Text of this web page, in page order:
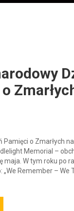
o Zmarłych
Memorial –
maja. W tym roku po
„We Remember – We